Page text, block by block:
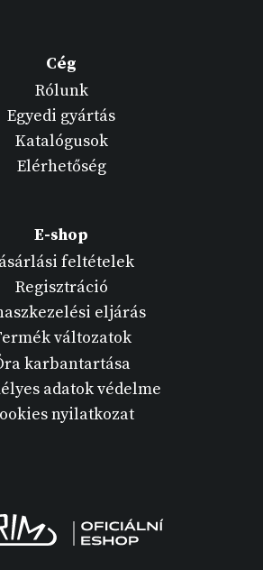
Cég
Rólunk
Egyedi gyártás
Katalógusok
Elérhetőség
E-shop
feltételek
Regisztráció
eljárás
változatok
karbantartása
adatok védelme
nyilatkozat